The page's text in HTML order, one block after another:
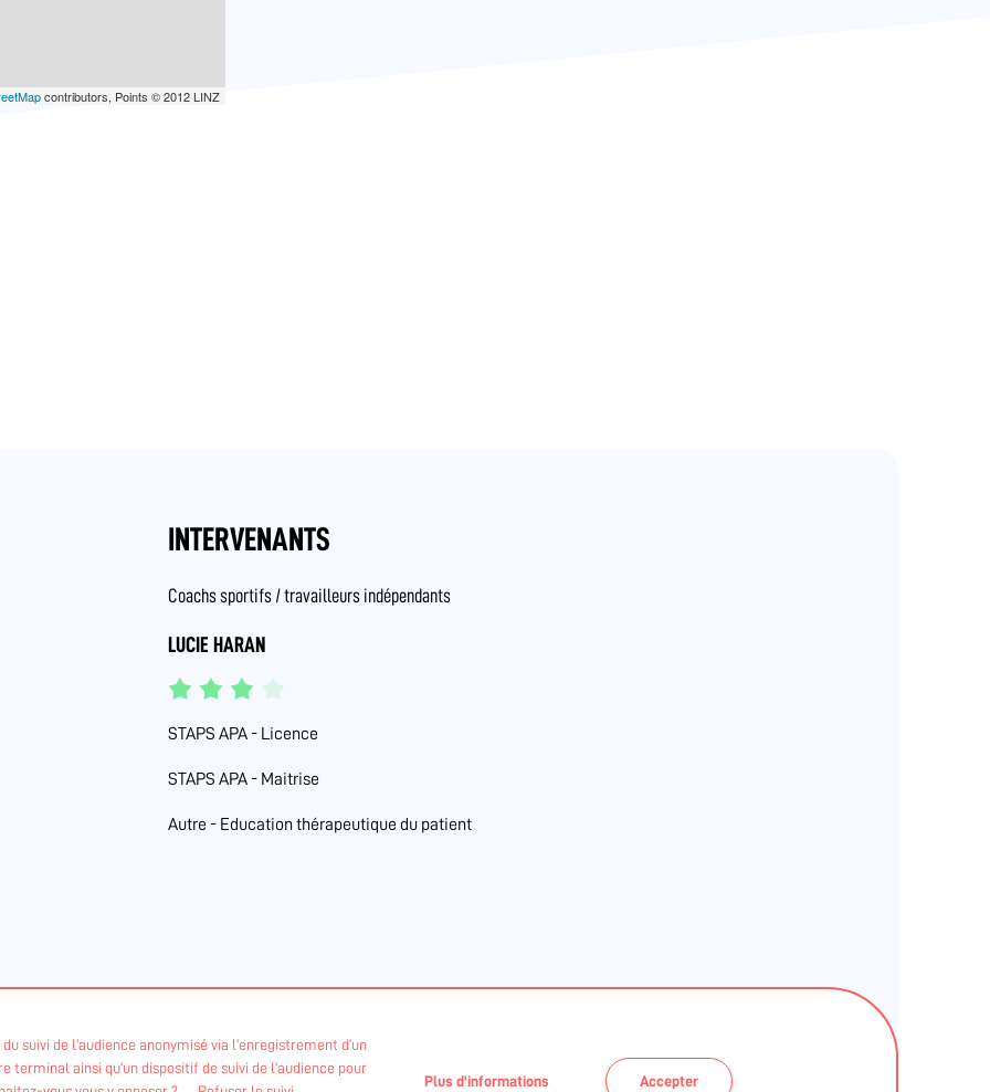
suivi de l’audience anonymisé via l’enregistrement d’un
terminal ainsi qu’un dispositif de suivi de l’audience pour
Plus d'informations Accepter
contributors, Points © 2012 LINZ
INTERVENANTS
Coachs sportifs / travailleurs indépendants
LUCIE HARAN
STAPS APA - Licence
STAPS APA - Maitrise
Autre - Education thérapeutique du patient
DRAJES et l'ARS des Pays de La Loire